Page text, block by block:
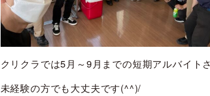
クリクラでは5月～9月までの短期アルバイト
未経験の方でも大丈夫です(^^)/